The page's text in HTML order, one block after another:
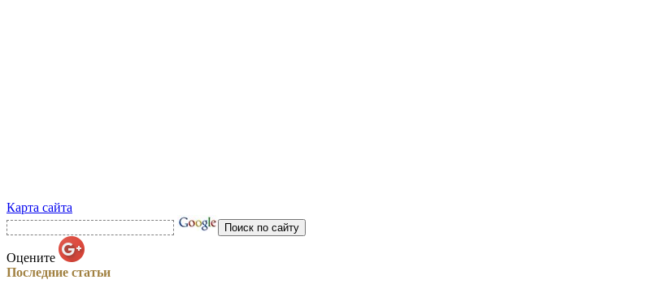
Карта сайта
Оцените
Последние статьи